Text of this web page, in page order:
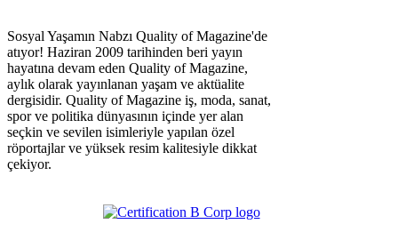
Sosyal Yaşamın Nabzı Quality of Magazine'de
atıyor! Haziran 2009 tarihinden beri yayın
hayatına devam eden Quality of Magazine,
aylık olarak yayınlanan yaşam ve aktüalite
dergisidir. Quality of Magazine iş, moda, sanat,
spor ve politika dünyasının içinde yer alan
seçkin ve sevilen isimleriyle yapılan özel
röportajlar ve yüksek resim kalitesiyle dikkat
çekiyor.